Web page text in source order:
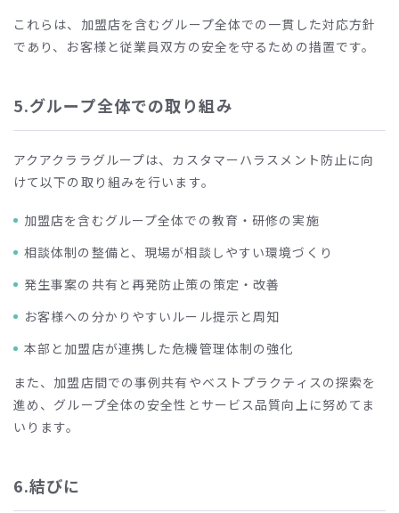
これらは、加盟店を含むグループ全体での一貫した対応方針
であり、お客様と従業員双方の安全を守るための措置です。
5.グループ全体での取り組み
アクアクララグループは、カスタマーハラスメント防止に向
けて以下の取り組みを行います。
加盟店を含むグループ全体での教育・研修の実施
相談体制の整備と、現場が相談しやすい環境づくり
発生事案の共有と再発防止策の策定・改善
お客様への分かりやすいルール提示と周知
本部と加盟店が連携した危機管理体制の強化
また、加盟店間での事例共有やベストプラクティスの探索を
進め、グループ全体の安全性とサービス品質向上に努めてま
いります。
6.結びに